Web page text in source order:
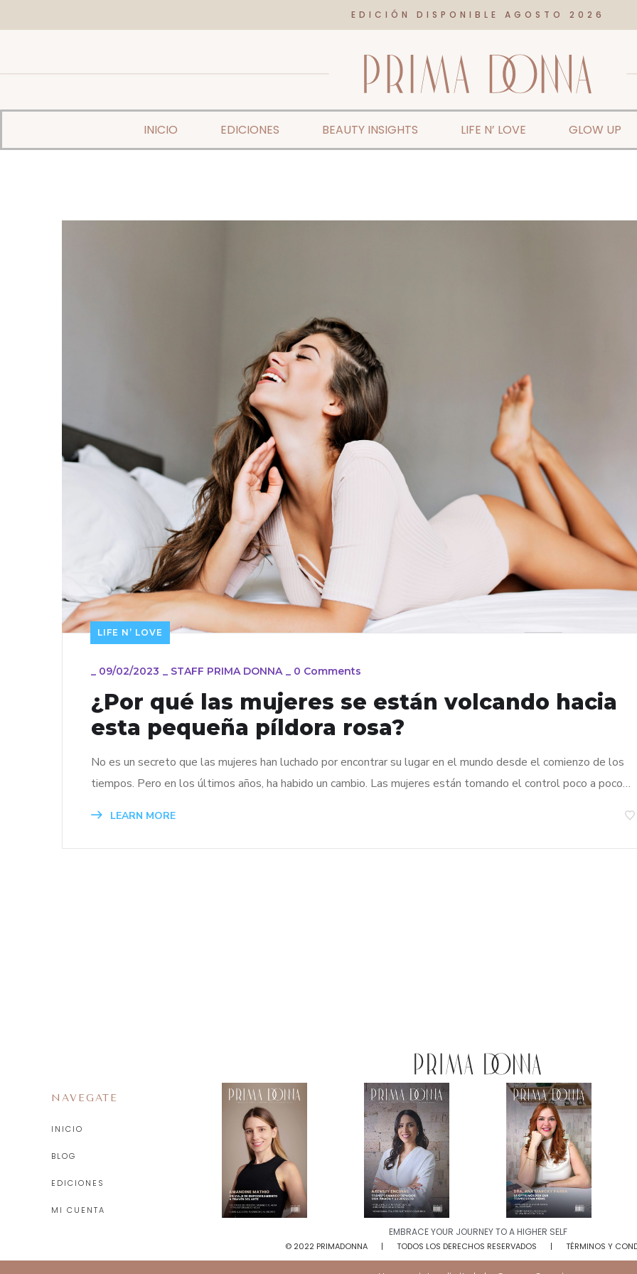
EDICIÓN DISPONIBLE AGOSTO 2026
INICIO EDICIONES BEAUTY INSIGHTS LIFE N’ LOVE GLOW UP
LIFE N’ LOVE
_ 09/02/2023 _ STAFF PRIMA DONNA _ 0 Comments
¿Por qué las mujeres se están volcando hacia
esta pequeña píldora rosa?
No es un secreto que las mujeres han luchado por encontrar su lugar en el mundo desde el comienzo de los
tiempos. Pero en los últimos años, ha habido un cambio. Las mujeres están tomando el control poco a poco…
LEARN MORE
NAVEGATE
INICIO
BLOG
EDICIONES
MI CUENTA
EMBRACE YOUR JOURNEY TO A HIGHER SELF​
© 2022 PRIMADONNA TODOS LOS DERECHOS RESERVADOS TÉRMINOS Y